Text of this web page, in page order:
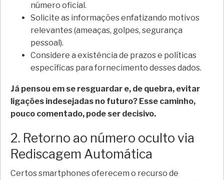
número oficial.
Solicite as informações enfatizando motivos
relevantes (ameaças, golpes, segurança
pessoal).
Considere a existência de prazos e políticas
específicas para fornecimento desses dados.
Já pensou em se resguardar e, de quebra, evitar
ligações indesejadas no futuro? Esse caminho,
pouco comentado, pode ser decisivo.
2. Retorno ao número oculto via
Rediscagem Automática
Certos smartphones oferecem o recurso de